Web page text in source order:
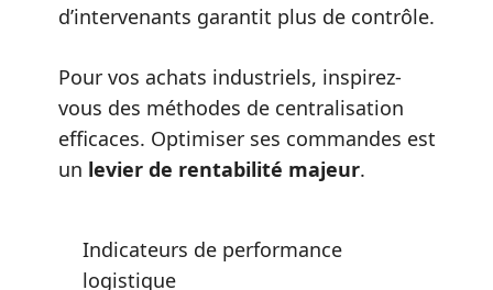
d’intervenants garantit plus de contrôle.
Pour vos achats industriels, inspirez-
vous des méthodes de centralisation
efficaces. Optimiser ses commandes est
un levier de rentabilité majeur.
Indicateurs de performance
logistique